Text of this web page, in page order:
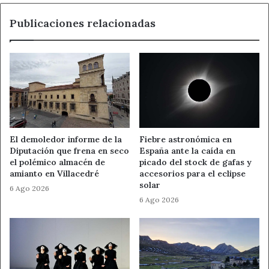
invertidos, del Erario Público, años de retrasos y el caos
ambiental en la zona”. Para finalizar, desde la
organización piden que “se dé una solución integral a los
vecinos de los pueblos leoneses de Pajares y al problema
causado en los acuíferos”.
Ahora León IU Noticias de León
Variante de Pajares
Publicaciones relacionadas
El demoledor informe de la
Diputación que frena en seco
el polémico almacén de
amianto en Villacedré
6 Ago 2026
Fiebre astronómica en
España ante la caída en
picado del stock de gafas y
accesorios para el eclipse
solar
6 Ago 2026